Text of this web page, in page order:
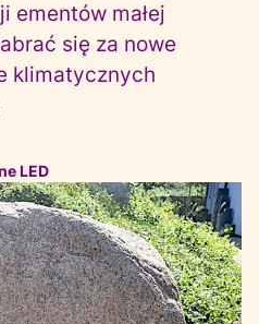
ementów małej
się za nowe
klimatycznych
LED